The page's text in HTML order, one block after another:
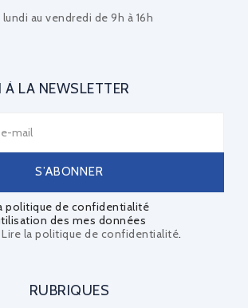
lundi au vendredi de 9h à 16h
LA NEWSLETTER
politique de confidentialité
des mes données
Lire la politique de confidentialité.
RUBRIQUES